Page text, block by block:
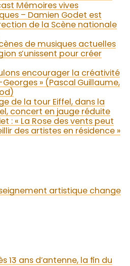
Mémoires vives
– Damien Godet est
de la Scène nationale
de musiques actuelles
s’unissent pour créer
encourager la créativité
» (Pascal Guillaume,
de la tour Eiffel, dans la
concert en jauge réduite
: « La Rose des vents peut
des artistes en résidence »
artistique change
13 ans d’antenne, la fin du